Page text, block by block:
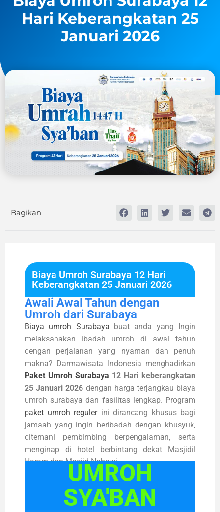
Hari Keberangkatan 25
Januari 2026
Bagikan
Biaya Umroh Surabaya 12 Hari
Keberangkatan 25 Januari 2026
Awali Awal Tahun dengan
Umroh dari Surabaya
Biaya umroh Surabaya buat anda yang Ingin
melaksanakan ibadah umroh di awal tahun
dengan perjalanan yang nyaman dan penuh
makna? Darmawisata Indonesia menghadirkan
Paket Umroh Surabaya 12 Hari keberangkatan
25 Januari 2026 dengan harga terjangkau biaya
umroh surabaya dan fasilitas lengkap. Program
paket umroh regulerini dirancang khusus bagi
jamaah yang ingin beribadah dengan khusyuk,
ditemani pembimbing berpengalaman, serta
menginap di hotel berbintang dekat Masjidil
Haram dan Masjid Nabawi.
UMROH
SYA'BAN